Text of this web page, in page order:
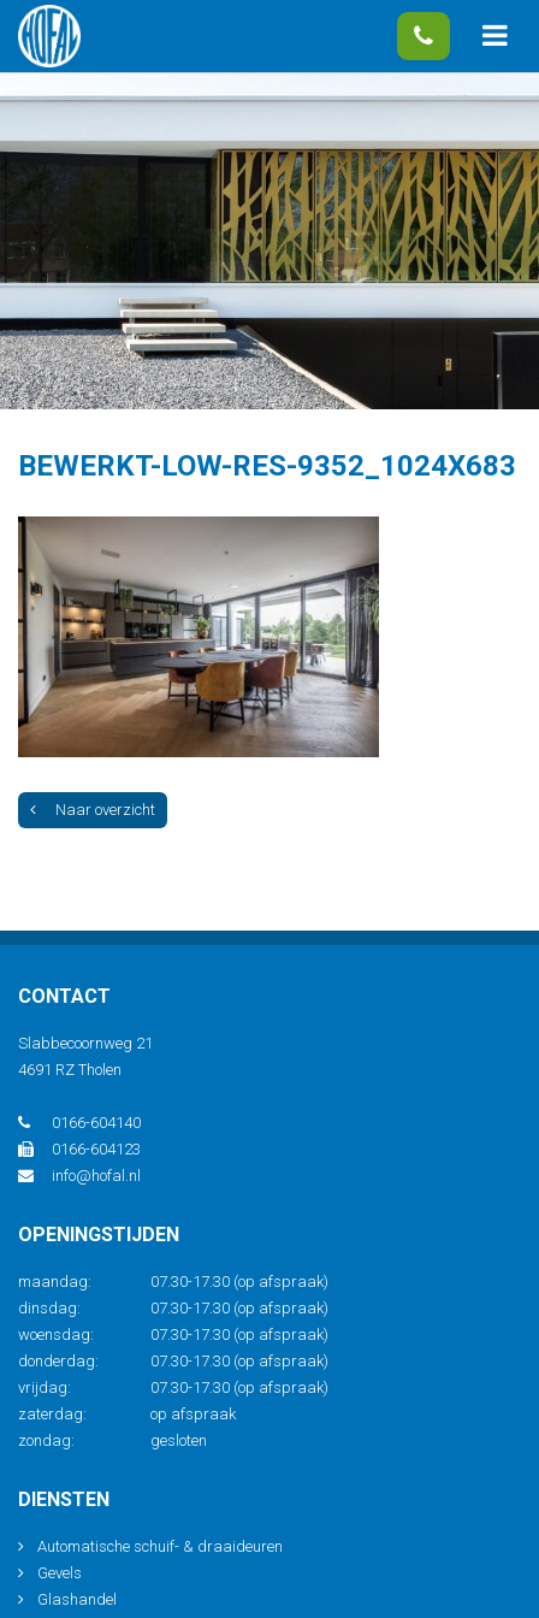
BEWERKT-LOW-RES-9352_1024X683
Naar overzicht
CONTACT
Slabbecoornweg 21
4691 RZ Tholen
0166-604140
0166-604123
info@hofal.nl
OPENINGSTIJDEN
maandag:
07.30-17.30 (op afspraak)
dinsdag:
07.30-17.30 (op afspraak)
woensdag:
07.30-17.30 (op afspraak)
donderdag:
07.30-17.30 (op afspraak)
vrijdag:
07.30-17.30 (op afspraak)
zaterdag:
op afspraak
zondag:
gesloten
DIENSTEN
Automatische schuif- & draaideuren
Gevels
Glashandel